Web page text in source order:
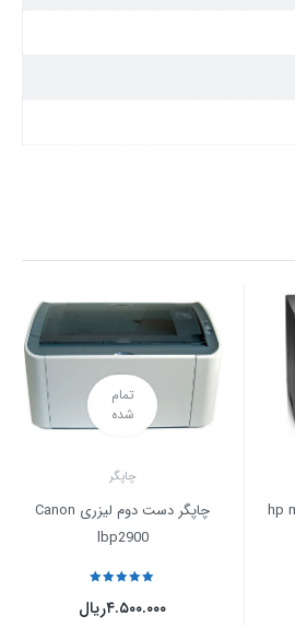
تمام
شده
چاپگر
چاپگر دست دوم لیزری Canon
lbp2900
ریال۴.۵۰۰.۰۰۰